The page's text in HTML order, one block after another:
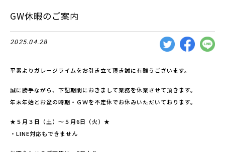
GW休暇のご案内
2025.04.28
平素よりガレージライムをお引き立て頂き誠に有難うございます。
誠に勝手ながら、下記期間におきまして業務を休業させて頂きます。
年末年始とお盆の時期・ＧＷを不定休でお休みいただいております。
★５月３日（土）～５月6日（火）★
・LINE対応もできません